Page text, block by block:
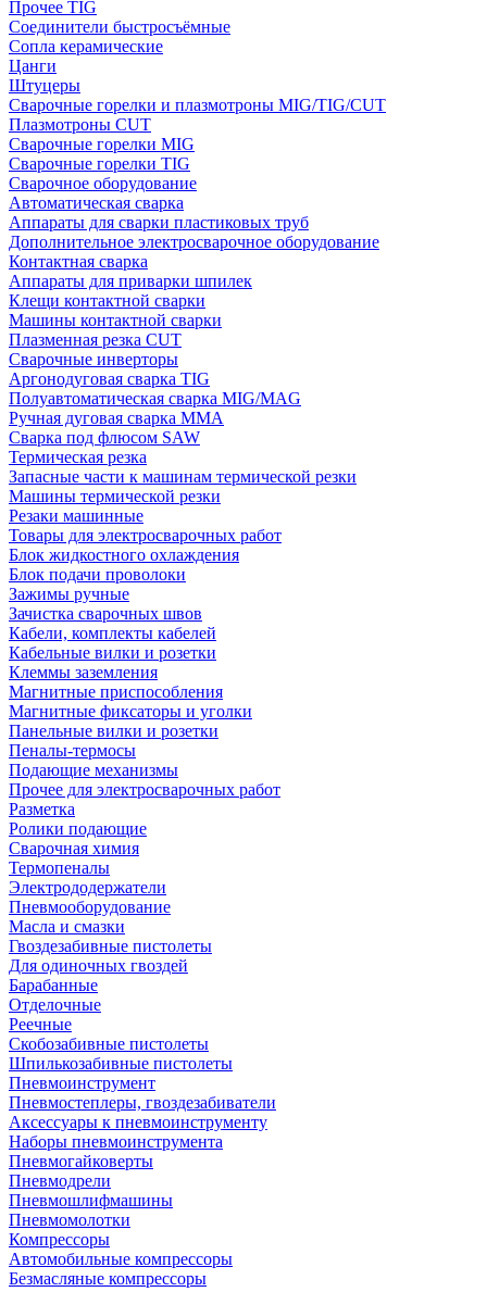
Прочее TIG
Соединители быстросъёмные
Сопла керамические
Цанги
Штуцеры
Сварочные горелки и плазмотроны MIG/TIG/CUT
Плазмотроны CUT
Сварочные горелки MIG
Сварочные горелки TIG
Сварочное оборудование
Автоматическая сварка
Аппараты для сварки пластиковых труб
Дополнительное электросварочное оборудование
Контактная сварка
Аппараты для приварки шпилек
Клещи контактной сварки
Машины контактной сварки
Плазменная резка CUT
Сварочные инверторы
Аргонодуговая сварка TIG
Полуавтоматическая сварка MIG/MAG
Ручная дуговая сварка MMA
Сварка под флюсом SAW
Термическая резка
Запасные части к машинам термической резки
Машины термической резки
Резаки машинные
Товары для электросварочных работ
Блок жидкостного охлаждения
Блок подачи проволоки
Зажимы ручные
Зачистка сварочных швов
Кабели, комплекты кабелей
Кабельные вилки и розетки
Клеммы заземления
Магнитные приспособления
Магнитные фиксаторы и уголки
Панельные вилки и розетки
Пеналы-термосы
Подающие механизмы
Прочее для электросварочных работ
Разметка
Ролики подающие
Сварочная химия
Термопеналы
Электрододержатели
Пневмооборудование
Масла и смазки
Гвоздезабивные пистолеты
Для одиночных гвоздей
Барабанные
Отделочные
Реечные
Скобозабивные пистолеты
Шпилькозабивные пистолеты
Пневмоинструмент
Пневмостеплеры, гвоздезабиватели
Аксессуары к пневмоинструменту
Наборы пневмоинструмента
Пневмогайковерты
Пневмодрели
Пневмошлифмашины
Пневмомолотки
Компрессоры
Автомобильные компрессоры
Безмасляные компрессоры